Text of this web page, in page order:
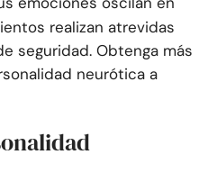
realizan atrevidas
seguridad. Obtenga más
neurótica a